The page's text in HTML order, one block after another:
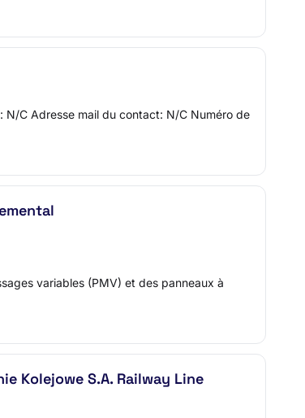
C Adresse mail du contact: N/C Numéro de
variables (PMV) et des panneaux à
Kolejowe S.A. Railway Line